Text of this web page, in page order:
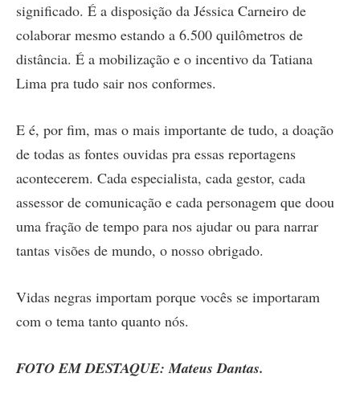
significado. É a disposição da Jéssica Carneiro de
colaborar mesmo estando a 6.500 quilômetros de
distância. É a mobilização e o incentivo da Tatiana
Lima pra tudo sair nos conformes.
E é, por fim, mas o mais importante de tudo, a doação
de todas as fontes ouvidas pra essas reportagens
acontecerem. Cada especialista, cada gestor, cada
assessor de comunicação e cada personagem que doou
uma fração de tempo para nos ajudar ou para narrar
tantas visões de mundo, o nosso obrigado.
Vidas negras importam porque vocês se importaram
com o tema tanto quanto nós.
FOTO EM DESTAQUE: Mateus Dantas.